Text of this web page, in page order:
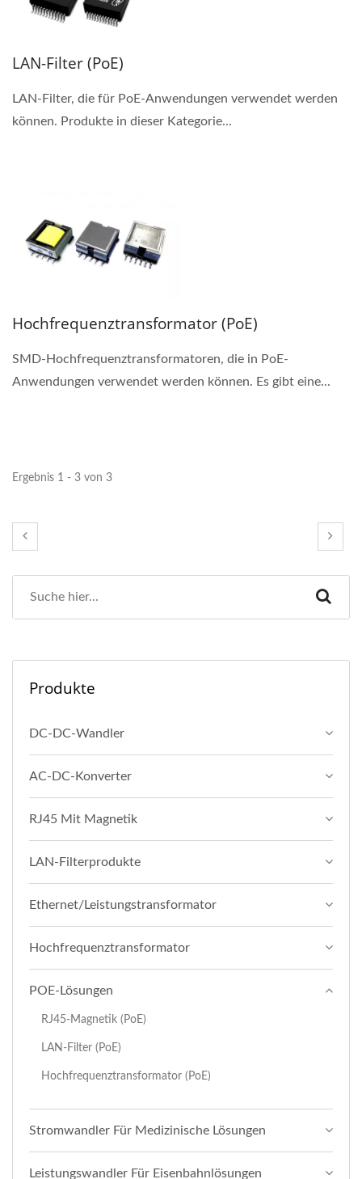
LAN-Filter (PoE)
LAN-Filter, die für PoE-Anwendungen verwendet werden
können. Produkte in dieser Kategorie...
Hochfrequenztransformator (PoE)
SMD-Hochfrequenztransformatoren, die in PoE-
Anwendungen verwendet werden können. Es gibt eine...
Ergebnis 1 - 3 von 3
Produkte
DC-DC-Wandler
AC-DC-Konverter
RJ45 Mit Magnetik
LAN-Filterprodukte
Ethernet/Leistungstransformator
Hochfrequenztransformator
POE-Lösungen
RJ45-Magnetik (PoE)
LAN-Filter (PoE)
Hochfrequenztransformator (PoE)
Stromwandler Für Medizinische Lösungen
Leistungswandler Für Eisenbahnlösungen